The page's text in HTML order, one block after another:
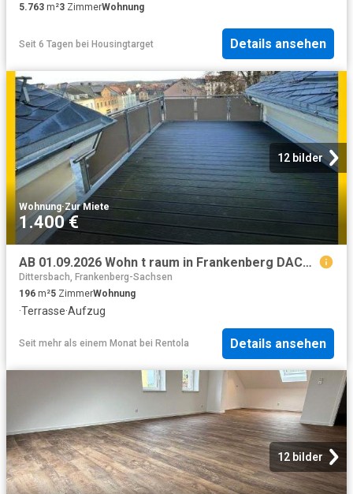
5.763 m²3 ZimmerWohnung
Seit 6 Tagen bei Housingtarget Details ansehen
12 bilder
Wohnung·Zur Miete
1.400 €
AB 01.09.2026 Wohn t raum in Frankenberg DACHTERRASSE FuÃboden Hz. AUFZUG
Dittersbach, Frankenberg-Sachsen
196 m²5 ZimmerWohnung
·Terrasse·Aufzug
Seit mehr als einem Monat bei Rentola Details ansehen
12 bilder